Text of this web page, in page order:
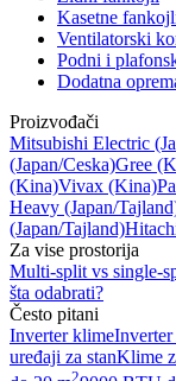
Kasetne
Ventilatorski
Podni i
Dodatna
Proizvođači
Mitsubishi Electric
(Japan/Ceska)Gree
(Kina)Vivax (Kina)
Heavy (Japan/
(Japan/Tajland)
Za vise prostorija
Multi-split vs single-
šta odabrati?
Često pitani
Inverter klime
uređaji za stanKlime
2